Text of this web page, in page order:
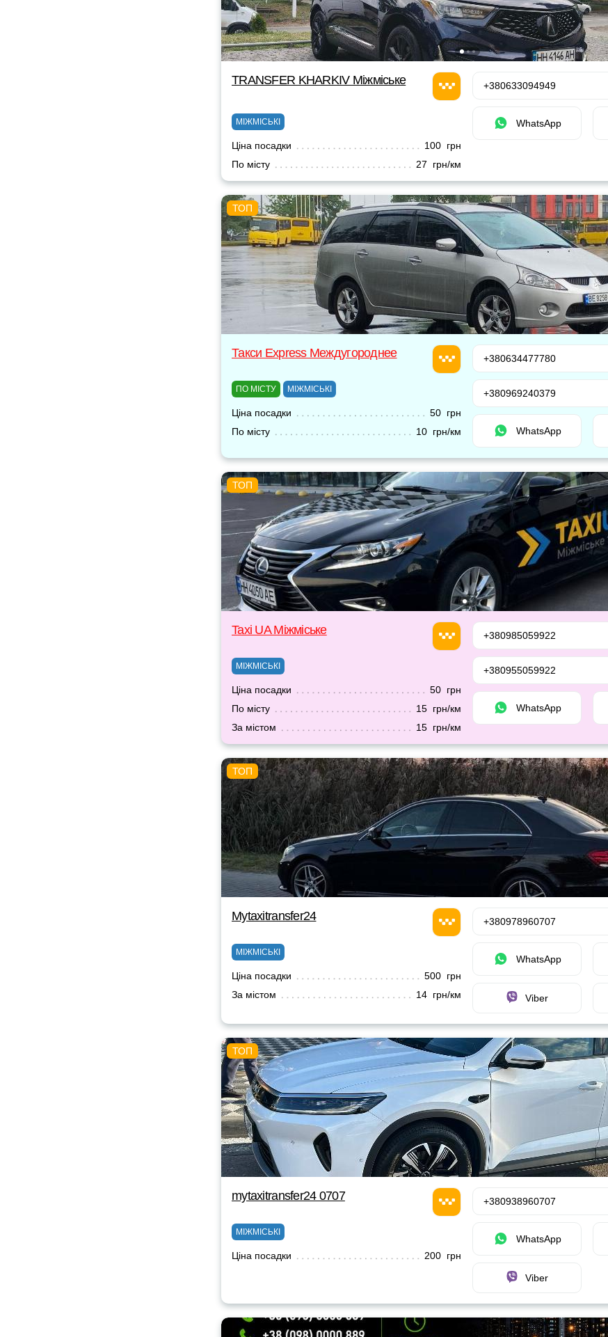
TRANSFER KHARKIV Міжміське
МІЖМІСЬКІ
Ціна посадки
100 грн
По місту
27 грн/км
+380633094949
WhatsApp
Такси Express Междугороднее
ПО МІСТУ МІЖМІСЬКІ
Ціна посадки
50 грн
По місту
10 грн/км
+380634477780
+380969240379
WhatsApp
Taxi UA Міжміське
МІЖМІСЬКІ
Ціна посадки
50 грн
По місту
15 грн/км
За містом
15 грн/км
+380985059922
+380955059922
WhatsApp
Mytaxitransfer24
МІЖМІСЬКІ
Ціна посадки
500 грн
За містом
14 грн/км
+380978960707
WhatsApp
Viber
mytaxitransfer24 0707
МІЖМІСЬКІ
Ціна посадки 200 грн
+380938960707
WhatsApp
Viber